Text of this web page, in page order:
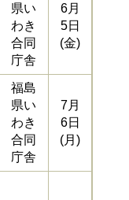
県い
わき
合同
庁舎
6月
5日
(金)
福島
県い
わき
合同
庁舎
7月
6日
(月)